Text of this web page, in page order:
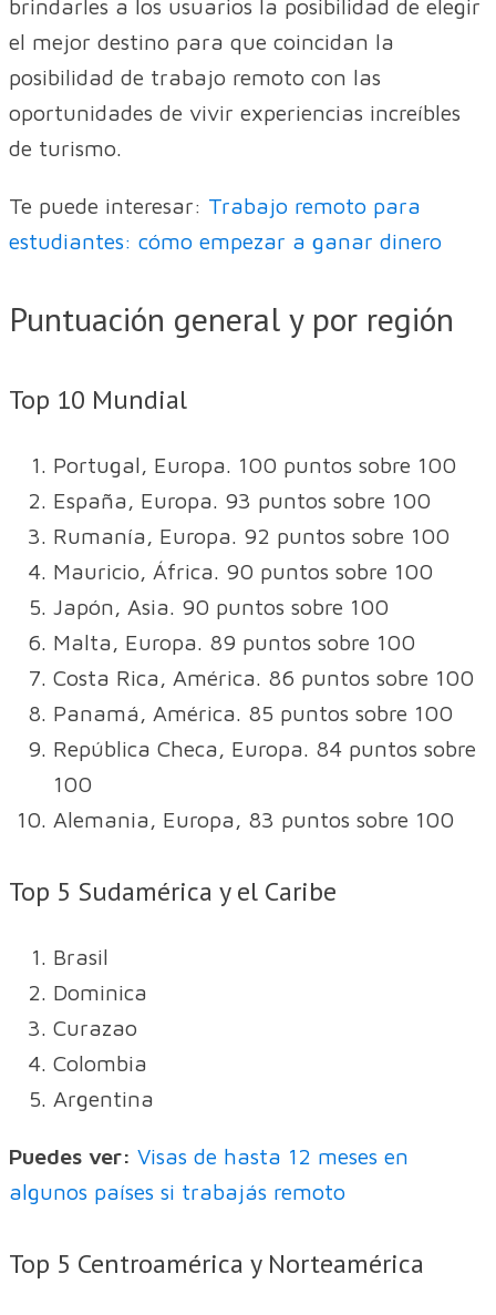
brindarles a los usuarios la posibilidad de elegir
el mejor destino para que coincidan la
posibilidad de trabajo remoto con las
oportunidades de vivir experiencias increíbles
de turismo.
Te puede interesar: Trabajo remoto para
estudiantes: cómo empezar a ganar dinero
Puntuación general y por región
Top 10 Mundial
Portugal, Europa. 100 puntos sobre 100
España, Europa. 93 puntos sobre 100
Rumanía, Europa. 92 puntos sobre 100
Mauricio, África. 90 puntos sobre 100
Japón, Asia. 90 puntos sobre 100
Malta, Europa. 89 puntos sobre 100
Costa Rica, América. 86 puntos sobre 100
Panamá, América. 85 puntos sobre 100
República Checa, Europa. 84 puntos sobre
100
Alemania, Europa, 83 puntos sobre 100
Top 5 Sudamérica y el Caribe
Brasil
Dominica
Curazao
Colombia
Argentina
Puedes ver: Visas de hasta 12 meses en
algunos países si trabajás remoto
Top 5 Centroamérica y Norteamérica